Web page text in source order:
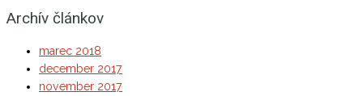
Archív článkov
marec 2018
december 2017
november 2017